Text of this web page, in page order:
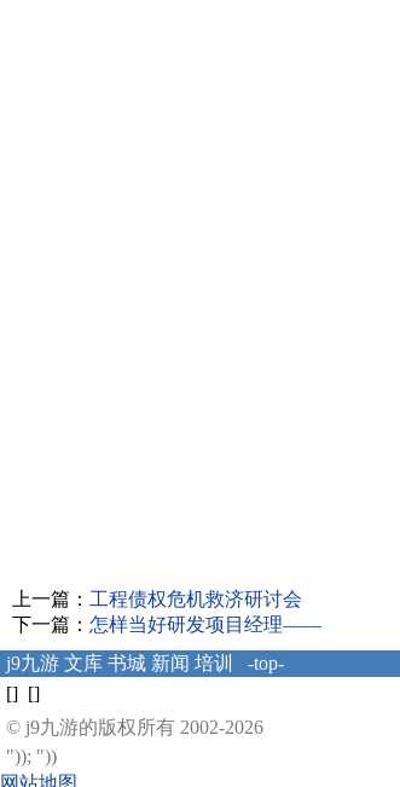
上一篇： 工程债权危机救济研讨会
下一篇： 怎样当好研发项目经理——
j9九游 文库 书城 新闻 培训
-top-
[] []
© j9九游的版权所有 2002-2026
")); "))
网站地图